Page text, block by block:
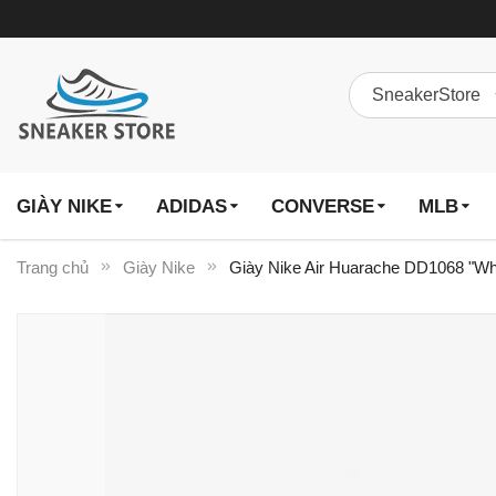
GIÀY NIKE ADIDAS CONVERSE MLB
Trang chủ Giày Nike Giày Nike Air Huarache DD1068